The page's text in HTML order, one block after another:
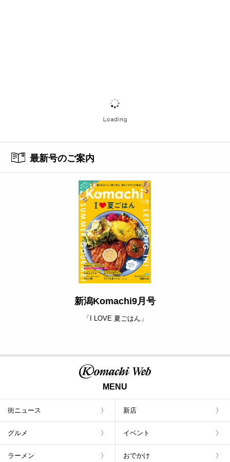
最新号のご案内
新潟Komachi9月号
「I LOVE 夏ごはん」
MENU
街ニュース 新店
グルメ イベント
ラーメン おでかけ